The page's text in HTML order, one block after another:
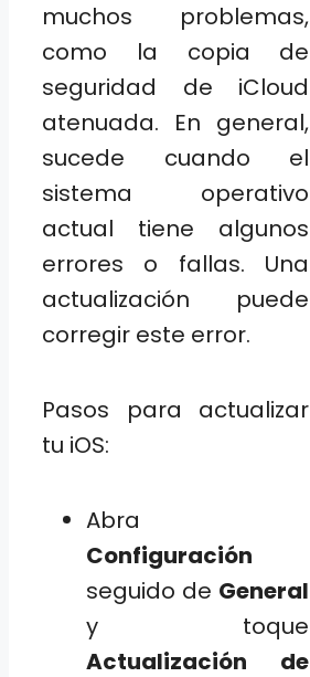
muchos problemas,
como la copia de
seguridad de iCloud
atenuada. En general,
sucede cuando el
sistema operativo
actual tiene algunos
errores o fallas. Una
actualización puede
corregir este error.
Pasos para actualizar
tu iOS:
Abra
Configuración
seguido de General
y toque
Actualización de